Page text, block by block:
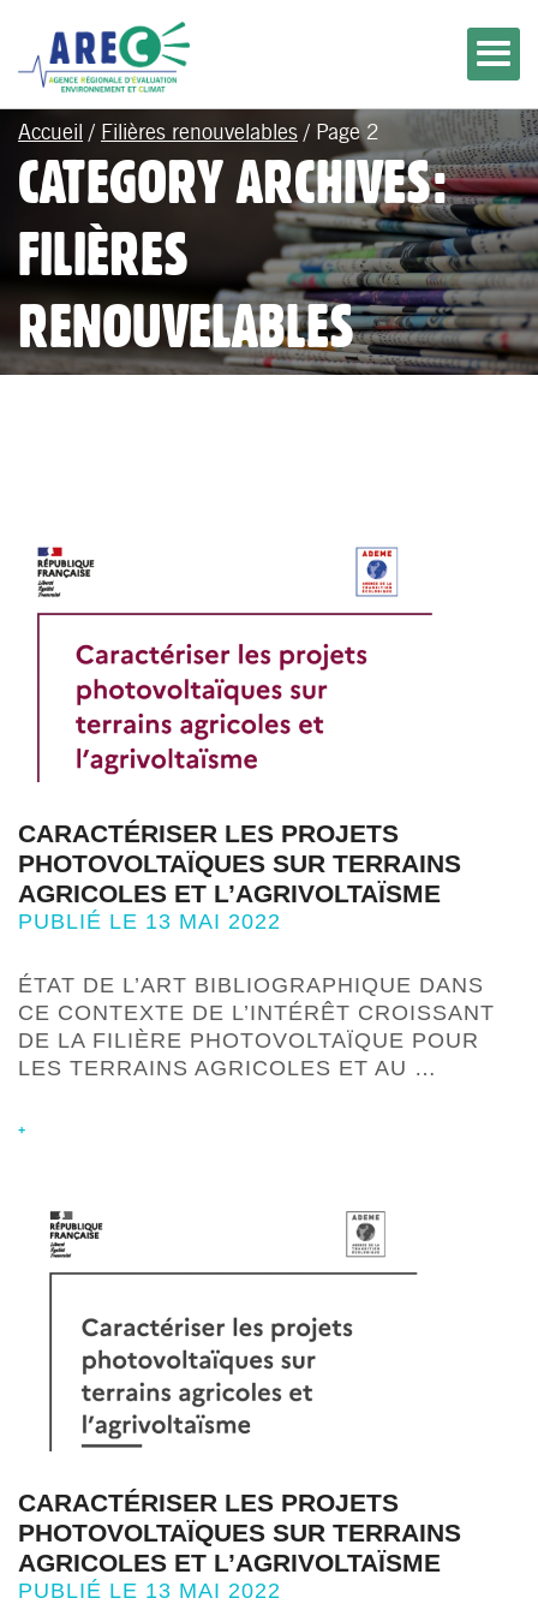
Accueil / Filières renouvelables / Page 2
CATEGORY ARCHIVES:
FILIÈRES
RENOUVELABLES
CARACTÉRISER LES PROJETS
PHOTOVOLTAÏQUES SUR TERRAINS
AGRICOLES ET L’AGRIVOLTAÏSME
PUBLIÉ LE 13 MAI 2022
ÉTAT DE L’ART BIBLIOGRAPHIQUE DANS
CE CONTEXTE DE L’INTÉRÊT CROISSANT
DE LA FILIÈRE PHOTOVOLTAÏQUE POUR
LES TERRAINS AGRICOLES ET AU …
+
CARACTÉRISER LES PROJETS
PHOTOVOLTAÏQUES SUR TERRAINS
AGRICOLES ET L’AGRIVOLTAÏSME
PUBLIÉ LE 13 MAI 2022